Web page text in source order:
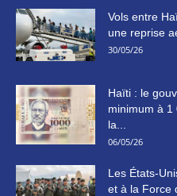
Vols entre
une reprise
30/05/26
Haïti : le
minimum à
la...
06/05/26
Les États-
et à la Force